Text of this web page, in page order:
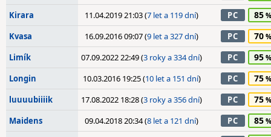
Kirara 11.04.2019 21:03 (7 let a 119 dní) PC 85
Kvasa 16.09.2016 09:07 (9 let a 327 dní) PC 70
Limík 07.09.2022 22:49 (3 roky a 334 dní) PC 95
Longin 10.03.2016 19:25 (10 let a 151 dní) PC 75
luuuubiiiik 17.08.2022 18:28 (3 roky a 356 dní) PC 75
Maidens 09.04.2018 20:34 (8 let a 121 dní) PC 85